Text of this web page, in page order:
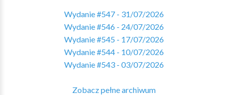
Wydanie #547 - 31/07/2026
Wydanie #546 - 24/07/2026
Wydanie #545 - 17/07/2026
Wydanie #544 - 10/07/2026
Wydanie #543 - 03/07/2026
Zobacz pełne archiwum